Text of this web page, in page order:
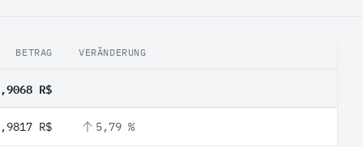
BETRAG VERÄNDERUNG
R$
R$ 5,79 %